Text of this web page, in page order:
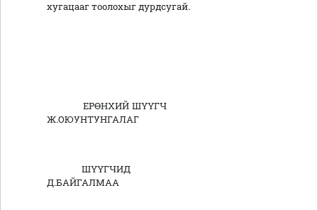
хугацааг тоолохыг дурдсугай.
ЕРӨНХИЙ ШҮҮГЧ
Ж.ОЮУНТУНГАЛАГ
ШҮҮГЧИД
Д.БАЙГАЛМАА